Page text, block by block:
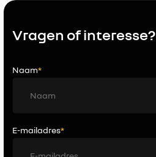
Vragen of interesse?
Naam*
E-mailadres*